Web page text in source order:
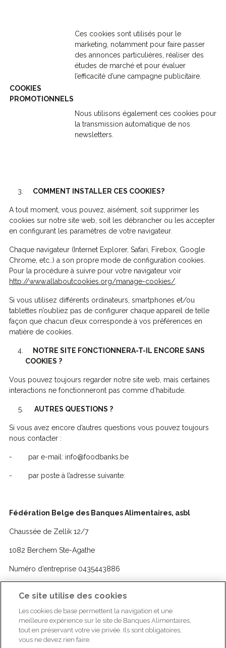
COOKIES
PROMOTIONNELS
Ces cookies sont utilisés pour le
marketing, notamment pour faire passer
des annonces particulières, réaliser des
études de marché et pour évaluer
l’efficacité d’une campagne publicitaire.
Nous utilisons également ces cookies pour
la transmission automatique de nos
newsletters.
COMMENT INSTALLER CES COOKIES?
A tout moment, vous pouvez, aisément, soit supprimer les
cookies sur notre site web, soit les débrancher ou les accepter
en configurant les paramètres de votre navigateur.
Chaque navigateur (Internet Explorer, Safari, Firebox, Google
Chrome, etc..) a son propre mode de configuration cookies.
Pour la procédure à suivre pour votre navigateur voir
http://www.allaboutcookies.org/manage-cookies/
Si vous utilisez différents ordinateurs, smartphones et/ou
tablettes n’oubliez pas de configurer chaque appareil de telle
façon que chacun d’eux corresponde à vos préférences en
matière de cookies.
NOTRE SITE FONCTIONNERA-T-IL ENCORE SANS
COOKIES ?
Vous pouvez toujours regarder notre site web, mais certaines
interactions ne fonctionneront pas comme d’habitude.
AUTRES QUESTIONS ?
Si vous avez encore d’autres questions vous pouvez toujours
nous contacter :
- par e-mail: info@foodbanks.be
- par poste à l’adresse suivante:
Fédération Belge des Banques Alimentaires, asbl
Chaussée de Zellik 12/7
1082 Berchem Ste-Agathe
Numéro d’entreprise 0435443886
+32 (0)2 599 11 10
Ce site utilise des cookies
Les cookies de base permettent la navigation et une
meilleure expérience sur le site de Banques Alimentaires,
tout en préservant votre vie privée. Ils sont obligatoires,
vous ne devez rien faire.